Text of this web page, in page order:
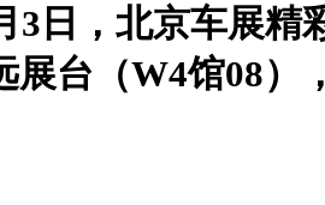
3日，北京车展精
展台（W4馆08）